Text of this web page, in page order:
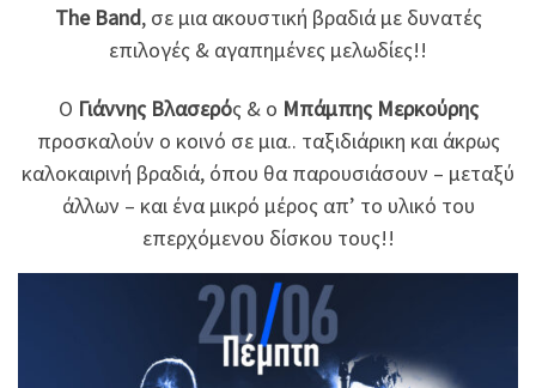
The Band, σε μια ακουστική βραδιά με δυνατές
επιλογές & αγαπημένες μελωδίες!!
Ο Γιάννης Βλασερός & ο Μπάμπης Μερκούρης
προσκαλούν ο κοινό σε μια.. ταξιδιάρικη και άκρως
καλοκαιρινή βραδιά, όπου θα παρουσιάσουν – μεταξύ
άλλων – και ένα μικρό μέρος απ’ το υλικό του
επερχόμενου δίσκου τους!!